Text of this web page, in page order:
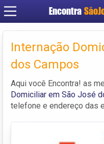
Encontra
Internação
dos Campos
Aqui você Encontra! as
Domiciliar em São José
telefone e endereço das